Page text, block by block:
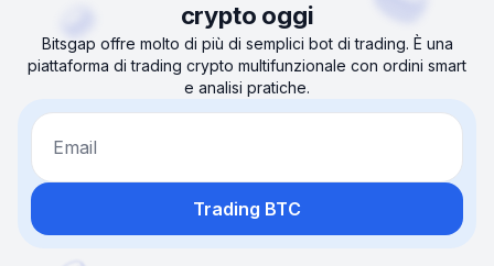
crypto oggi
Bitsgap offre molto di più di semplici bot di trading. È una
piattaforma di trading crypto multifunzionale con ordini smart
e analisi pratiche.
Email
Trading BTC